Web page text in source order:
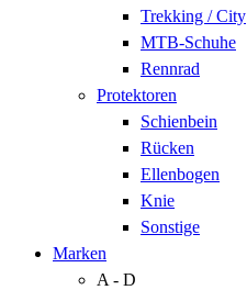
Trekking / City
MTB-Schuhe
Rennrad
Protektoren
Schienbein
Rücken
Ellenbogen
Knie
Sonstige
Marken
A - D